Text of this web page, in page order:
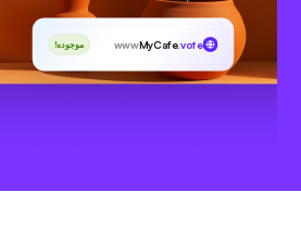
wwwMyCafe.vote موجوده!